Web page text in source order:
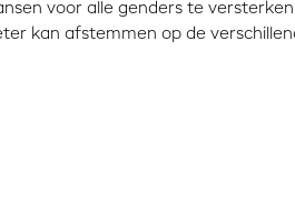
voor alle genders te versterken
kan afstemmen op de